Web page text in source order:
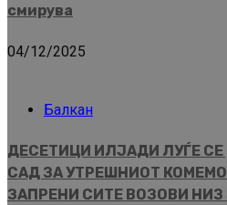
смирува
04/12/2025
Балкан
ДЕСЕТИЦИ ИЛЈАДИ ЛУЃЕ
САД ЗА УТРЕШНИОТ
ЗАПРЕНИ СИТЕ ВОЗОВИ НИЗ